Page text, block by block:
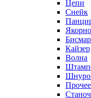
Цепи
Снейк
Кайзер
Волна
Прочее